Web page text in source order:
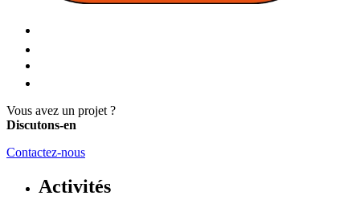
Vous avez un projet ?
Discutons-en
Contactez-nous
Activités